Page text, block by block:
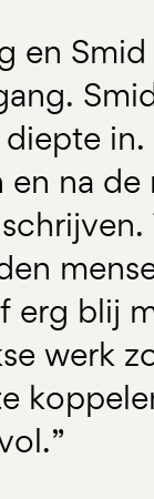
en
en na
erg blij
werk